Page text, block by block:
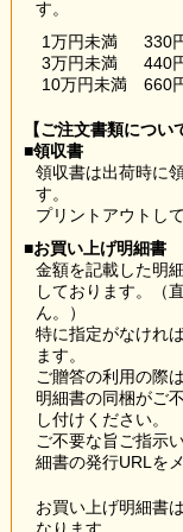
す。
1万円未満
330
3万円未満
440
10万円未満
660
【ご注文書類につい
■領収書
領収書は出荷時に
す。
プリントアウトし
■お買い上げ明細書
金額を記載した明
しております。（
ん。）
特に指定がなけれ
ます。
ご贈答の利用の際
明細書の同梱がご
し付けください。
ご不要な旨ご指示
細書の発行URLを
お買い上げ明細書